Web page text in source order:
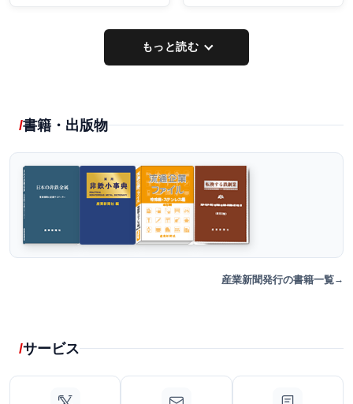
もっと読む
書籍・出版物
産業新聞発行の書籍一覧
サービス